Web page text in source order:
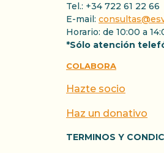
Tel.: +34 722 61 22 66
E-mail:
Horario: de 10:00 a
*Sólo atención
COLABORA
Hazte socio
Haz un donativo
TERMINOS Y